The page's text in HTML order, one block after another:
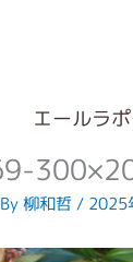
エールラ
柳和哲/ 2025